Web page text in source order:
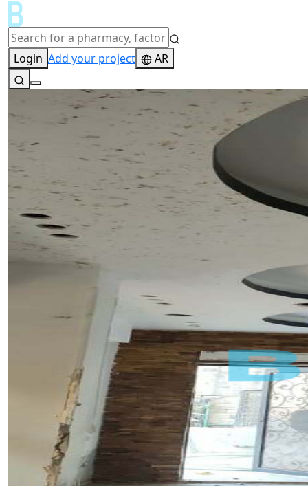
Login Add your project AR